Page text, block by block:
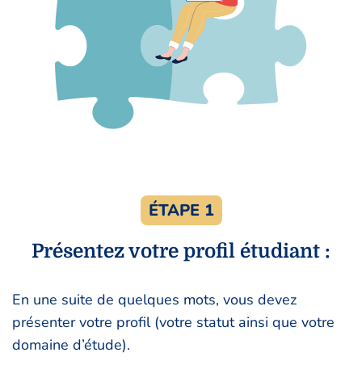
ÉTAPE 1
Présentez votre profil étudiant :
En une suite de quelques mots, vous devez
présenter votre profil (votre statut ainsi que votre
domaine d’étude).